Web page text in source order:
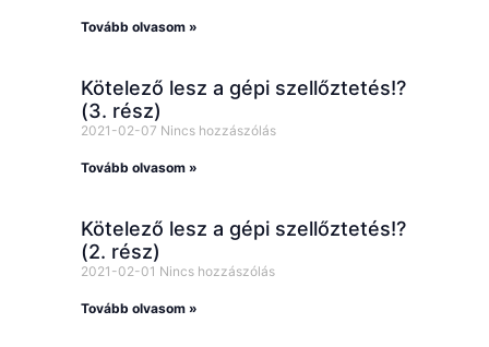
Tovább olvasom »
Kötelező lesz a gépi szellőztetés!?
(3. rész)
2021-02-07 Nincs hozzászólás
Tovább olvasom »
Kötelező lesz a gépi szellőztetés!?
(2. rész)
2021-02-01 Nincs hozzászólás
Tovább olvasom »